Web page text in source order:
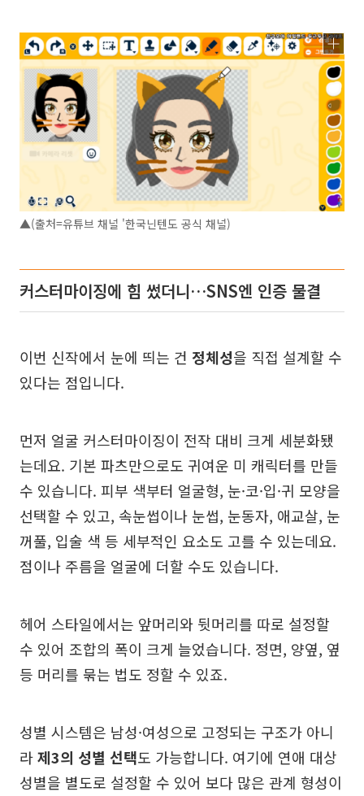
▲(출처=유튜브 채널 '한국닌텐도 공식 채널)
커스터마이징에 힘 썼더니…SNS엔 인증 물결
이번 신작에서 눈에 띄는 건 정체성을 직접 설계할 수
있다는 점입니다.
먼저 얼굴 커스터마이징이 전작 대비 크게 세분화됐
는데요. 기본 파츠만으로도 귀여운 미 캐릭터를 만들
수 있습니다. 피부 색부터 얼굴형, 눈·코·입·귀 모양을
선택할 수 있고, 속눈썹이나 눈썹, 눈동자, 애교살, 눈
꺼풀, 입술 색 등 세부적인 요소도 고를 수 있는데요.
점이나 주름을 얼굴에 더할 수도 있습니다.
헤어 스타일에서는 앞머리와 뒷머리를 따로 설정할
수 있어 조합의 폭이 크게 늘었습니다. 정면, 양옆, 옆
등 머리를 묶는 법도 정할 수 있죠.
성별 시스템은 남성·여성으로 고정되는 구조가 아니
라제3의 성별 선택도 가능합니다. 여기에 연애 대상
성별을 별도로 설정할 수 있어 보다 많은 관계 형성이